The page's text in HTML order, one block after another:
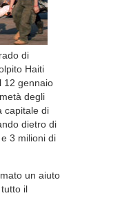
di
Haiti
12 gennaio
degli
capitale di
dietro di
3 milioni di
un aiuto
il